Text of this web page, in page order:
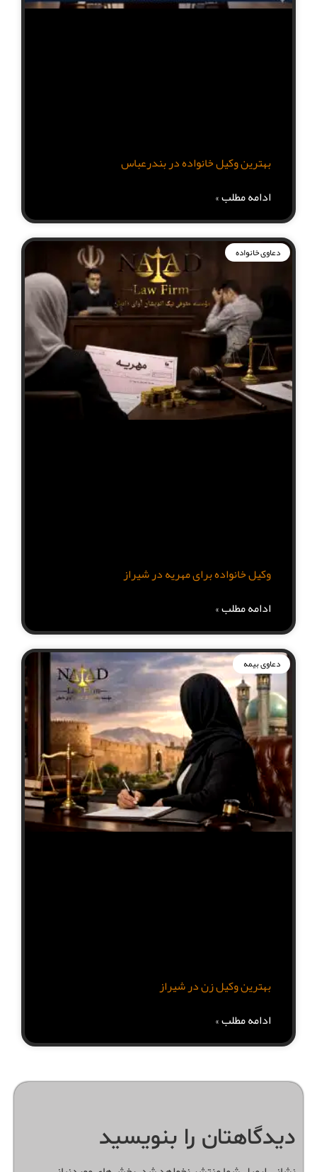
بهترین وکیل خانواده در بندرعباس
ادامه مطلب »
دعاوی خانواده
وکیل خانواده برای مهریه در شیراز
ادامه مطلب »
دعاوی بیمه
بهترین وکیل زن در شیراز
ادامه مطلب »
دیدگاهتان را بنویسید